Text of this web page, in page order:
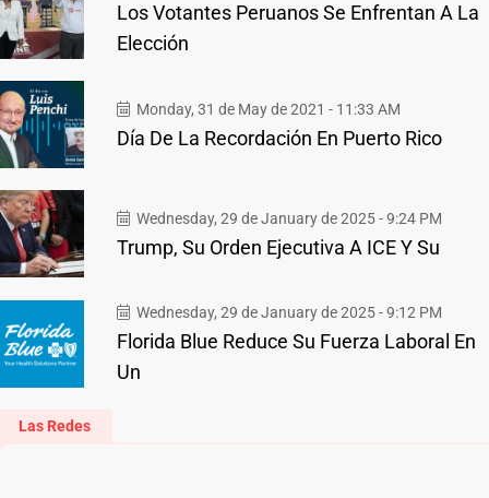
Los Votantes Peruanos Se Enfrentan A La
Elección
Monday, 31 de May de 2021 - 11:33 AM
Día De La Recordación En Puerto Rico
Wednesday, 29 de January de 2025 - 9:24 PM
Trump, Su Orden Ejecutiva A ICE Y Su
Wednesday, 29 de January de 2025 - 9:12 PM
Florida Blue Reduce Su Fuerza Laboral En
Un
Las Redes